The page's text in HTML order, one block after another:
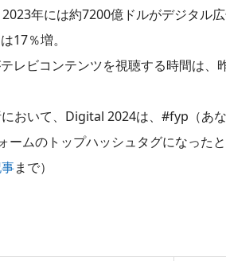
年には約7200億ドルがデジタル
17％増。
レビコンテンツを視聴する時間は
おいて、Digital 2024は、#fyp（あ
ムのトップハッシュタグになったと
まで）